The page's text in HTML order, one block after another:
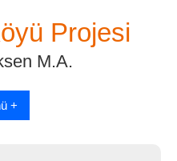
Projesi
M.A.
+